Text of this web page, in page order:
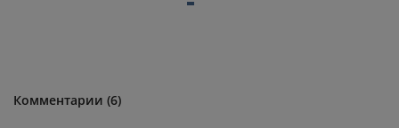
Комментарии (6)